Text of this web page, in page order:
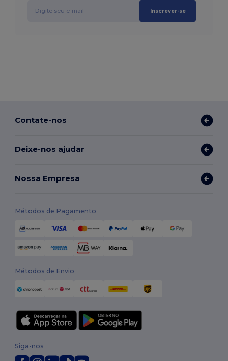
Inscrever-se
Contate-nos
Deixe-nos ajudar
Nossa Empresa
Métodos de Pagamento
Métodos de Envio
Siga-nos